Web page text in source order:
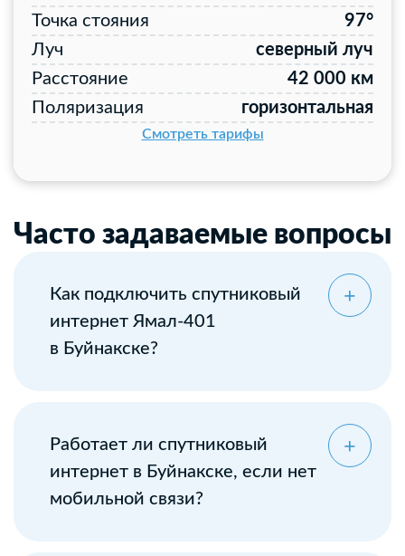
Точка стояния
97°
Луч
северный луч
Расстояние
42 000 км
Поляризация
горизонтальная
Смотреть тарифы
Часто задаваемые вопросы
Как подключить спутниковый
интернет Ямал-401
в Буйнакске?
Работает ли спутниковый
интернет в Буйнакске, если нет
мобильной связи?